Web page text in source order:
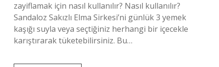
zayiflamak için nasıl kullanılır? Nasıl kullanılır?
Sandaloz Sakızlı Elma Sirkesi’ni günlük 3 yemek
kaşığı suyla veya seçtiğiniz herhangi bir içecekle
karıştırarak tüketebilirsiniz. Bu…